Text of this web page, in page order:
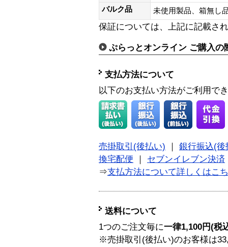
バルク品
未使用製品、箱無
保証については、上記に記載さ
ぷらっとオンライン ご購入の
支払方法について
以下のお支払い方法がご利用で
売掛取引(後払い)
銀行振込(後
換宅配便
セブンイレブン決済
⇒支払方法について詳しくはこ
送料について
1つのご注文毎に一律1,100円(税
※売掛取引(後払い)のお客様は